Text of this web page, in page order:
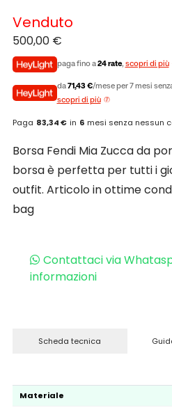
500,00 €
paga fino a24 rate, scopri di più
da71,43 €/mese per 7 mesi
scopri di più
Paga 83,34 € in 6 mesi senza nessun
Venduto
Borsa Fendi Mia Zucca da
borsa è perfetta per tutti i
outfit. Articolo in ottime
bag
Contattaci via
informazioni
Scheda tecnica
Materiale